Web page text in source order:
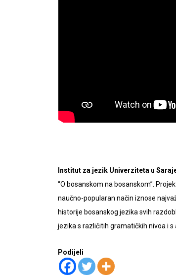
Institut za jezik Univerziteta u
“O bosanskom na bosanskom”.
naučno-popularan način iznose
historije bosanskog jezika svih
jezika s različitih gramatičkih nivoa i s
Podijeli